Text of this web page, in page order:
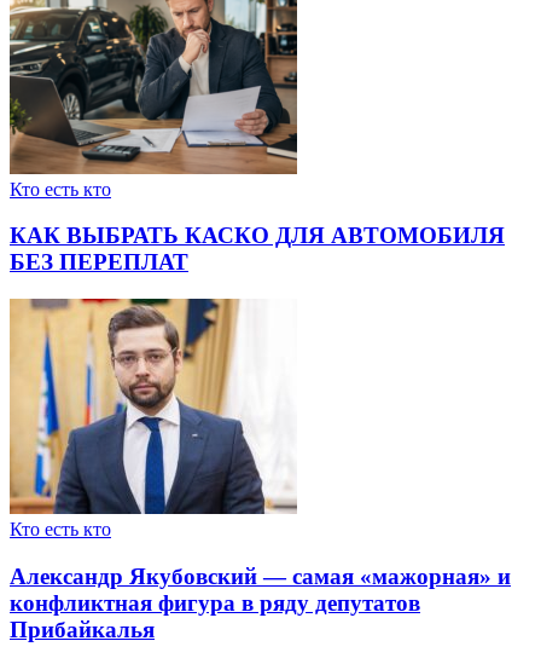
Кто есть кто
КАК ВЫБРАТЬ КАСКО ДЛЯ АВТОМОБИЛЯ
БЕЗ ПЕРЕПЛАТ
Кто есть кто
Александр Якубовский — самая «мажорная» и
конфликтная фигура в ряду депутатов
Прибайкалья